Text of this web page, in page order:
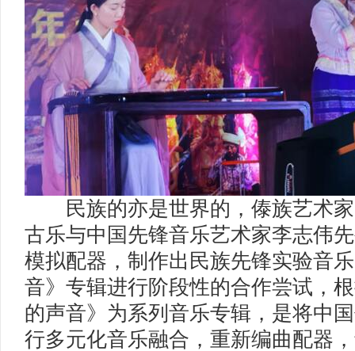
民族的亦是世界的，傣族艺术家
古乐与中国先锋音乐艺术家李志伟
模拟配器，制作出民族先锋实验音
音》专辑进行阶段性的合作尝试，
的声音》为系列音乐专辑，是将中
行多元化音乐融合，重新编曲配器